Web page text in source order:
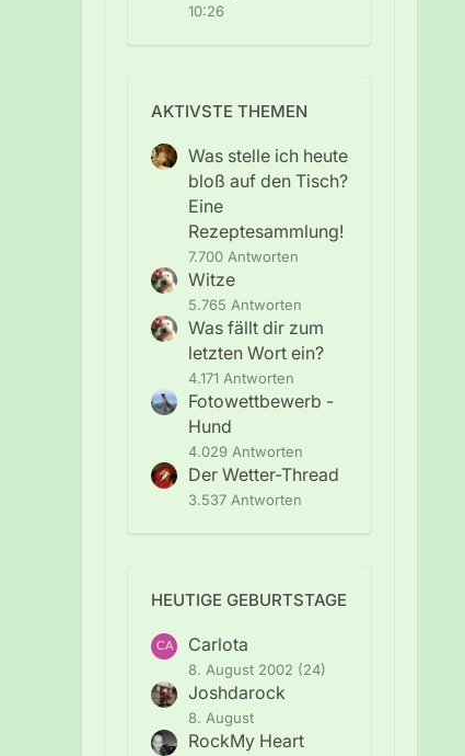
10:26
AKTIVSTE THEMEN
Was stelle ich heute
bloß auf den Tisch?
Eine
Rezeptesammlung!
7.700 Antworten
Witze
5.765 Antworten
Was fällt dir zum
letzten Wort ein?
4.171 Antworten
Fotowettbewerb -
Hund
4.029 Antworten
Der Wetter-Thread
3.537 Antworten
HEUTIGE GEBURTSTAGE
Carlota
8. August 2002 (24)
Joshdarock
8. August
RockMy Heart